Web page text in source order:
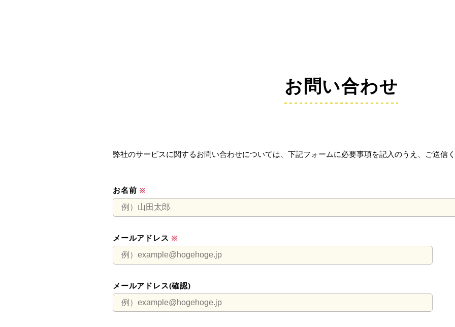
お問い合わせ
弊社のサービスに関するお問い合わせについては、下記フォームに必要事項を記入のうえ、ご送信く
お名前※
メールアドレス※
メールアドレス(確認)